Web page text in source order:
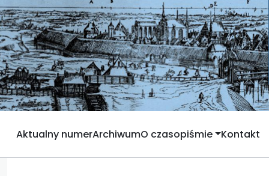
Aktualny numerArchiwumO czasopiśmie Kontakt